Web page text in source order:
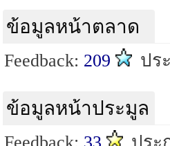
ข้อมูลหน้าตลาด
Feedback: 209 ปร
ข้อมูลหน้าประมูล